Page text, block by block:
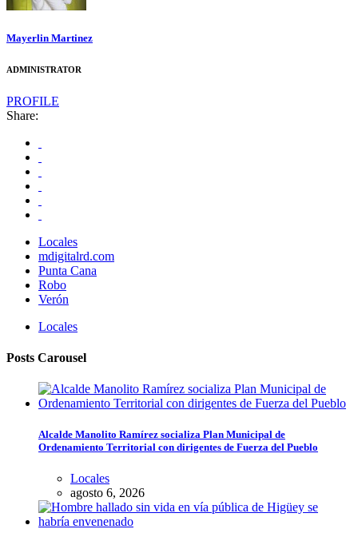
Mayerlin Martinez
ADMINISTRATOR
PROFILE
Share:
Locales
mdigitalrd.com
Punta Cana
Robo
Verón
Locales
Posts Carousel
Alcalde Manolito Ramírez socializa Plan Municipal de
Ordenamiento Territorial con dirigentes de Fuerza del Pueblo
Locales
agosto 6, 2026